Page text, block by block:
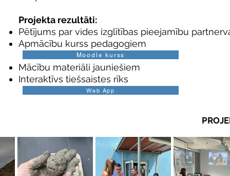
Projekta rezultāti:
Pētījums par vides izglītības pieejamību
Apmācību kurss pedagogiem
Mācību materiāli jauniešiem
Interaktīvs tiešsaistes rīks
Moodle kurss
Web App